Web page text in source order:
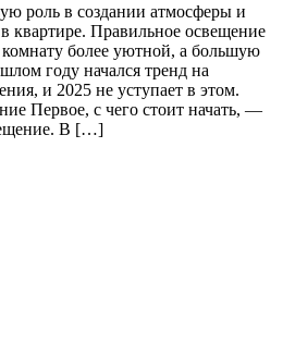
роль в создании атмосферы и
квартире. Правильное освещение
более уютной, а большую
году начался тренд на
и 2025 не уступает в этом.
Первое, с чего стоит начать, —
В […]